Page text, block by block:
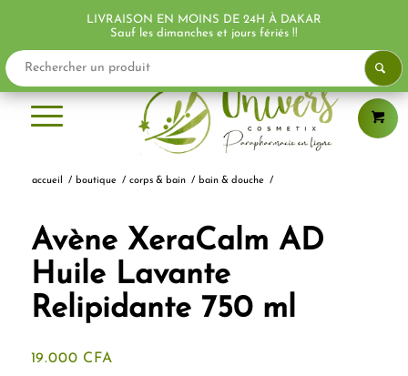
accueil / boutique / corps & bain / bain & douche /
Avène XeraCalm AD
Huile Lavante
Relipidante 750 ml
19.000 CFA
LIVRAISON EN MOINS DE 24H À DAKAR
Sauf les dimanches et jours fériés !!